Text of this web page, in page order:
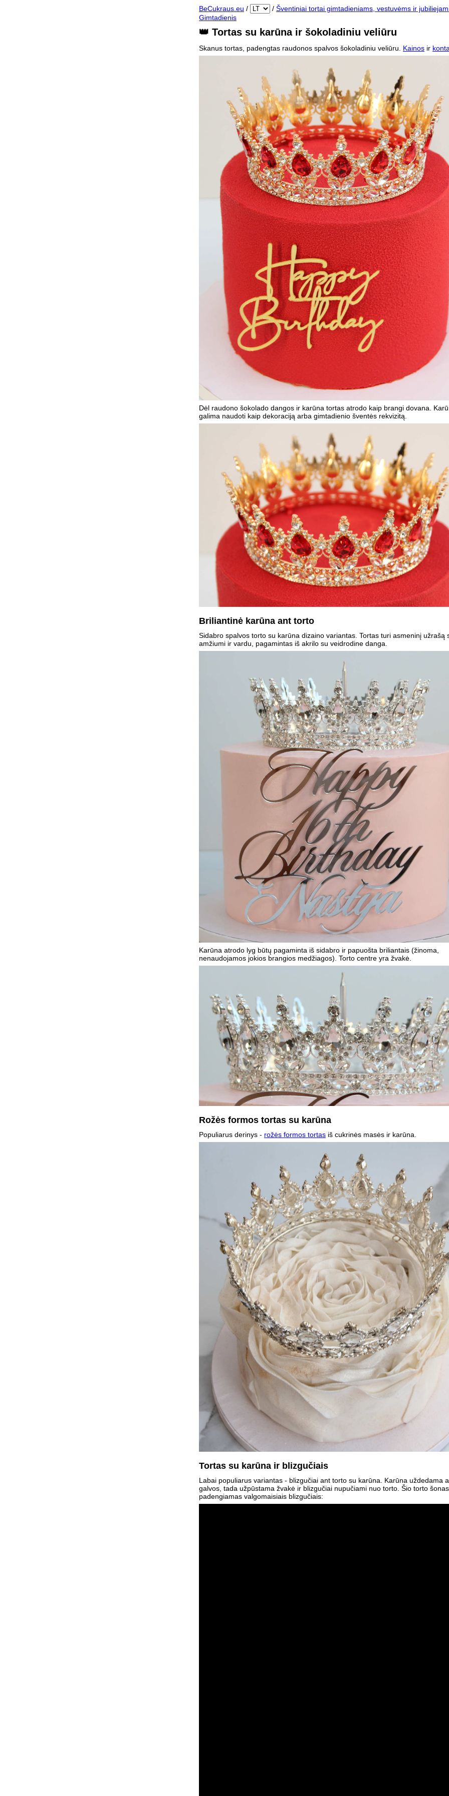
BeCukraus.eu / / Šventiniai tortai gimtadieniams, vestuvėms ir
Gimtadienis
👑 Tortas su karūna ir šokoladiniu veliūru
Skanus tortas, padengtas raudonos spalvos šokoladiniu veliūru. Kainos ir
Dėl raudono šokolado dangos ir karūna tortas atrodo kaip brangi dovana.
galima naudoti kaip dekoraciją arba gimtadienio šventės rekvizitą.
Briliantinė karūna ant torto
Sidabro spalvos torto su karūna dizaino variantas. Tortas turi asmeninį užrašą
amžiumi ir vardu, pagamintas iš akrilo su veidrodine danga.
Karūna atrodo lyg būtų pagaminta iš sidabro ir papuošta briliantais (žinoma,
nenaudojamos jokios brangios medžiagos). Torto centre yra žvakė.
Rožės formos tortas su karūna
Populiarus derinys - rožės formos tortas iš cukrinės masės ir karūna.
Tortas su karūna ir blizgučiais
Labai populiarus variantas - blizgučiai ant torto su karūna. Karūna uždedama
galvos, tada užpūstama žvakė ir blizgučiai nupučiami nuo torto. Šio torto
padengiamas valgomaisiais blizgučiais: